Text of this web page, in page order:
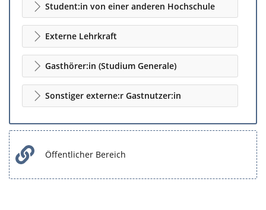
Student:in von einer anderen Hochschule
Externe Lehrkraft
Gasthörer:in (Studium Generale)
Sonstiger externe:r Gastnutzer:in
Öffentlicher Bereich